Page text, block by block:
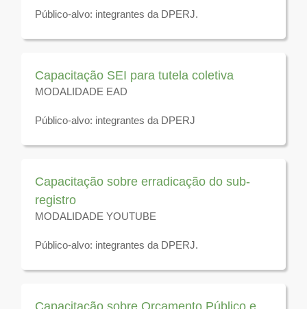
Público-alvo: integrantes da DPERJ.
Disponível para visualização até 31 de dezembro de
Capacitação SEI para tutela coletiva
MODALIDADE EAD
Público-alvo: integrantes da DPERJ
Disponível para visualização até 31 de dezembro de
Capacitação sobre erradicação do sub-
registro
MODALIDADE YOUTUBE
Público-alvo: integrantes da DPERJ.
Disponível para visualização até 31 de dezembro de
Capacitação sobre Orçamento Público e